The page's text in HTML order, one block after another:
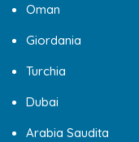
Oman
Giordania
Turchia
Dubai
Arabia Saudita